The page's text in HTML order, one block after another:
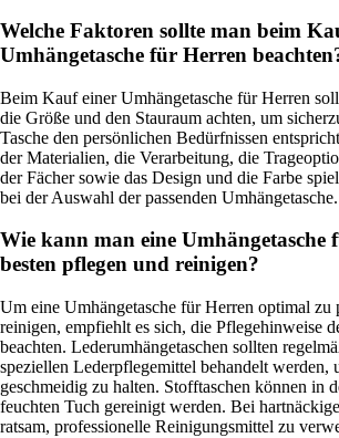
Welche Faktoren sollte man beim
Umhängetasche für Herren
Beim Kauf einer Umhängetasche für Herren
die Größe und den Stauraum achten, um
Tasche den persönlichen Bedürfnissen
der Materialien, die Verarbeitung, die
der Fächer sowie das Design und die Farbe
bei der Auswahl der passenden Umhängetasche.
Wie kann man eine Umhängetasche
besten pflegen und reinigen?
Um eine Umhängetasche für Herren optimal zu
reinigen, empfiehlt es sich, die Pflegehinweise
beachten. Lederumhängetaschen sollten
speziellen Lederpflegemittel behandelt werden,
geschmeidig zu halten. Stofftaschen können in
feuchten Tuch gereinigt werden. Bei
ratsam, professionelle Reinigungsmittel zu